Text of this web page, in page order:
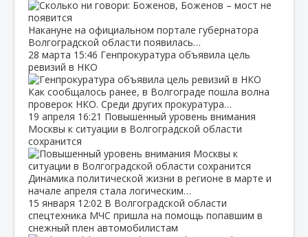
Накануне на официальном портале губернатора
Волгоградской области появилась…
28 марта 15:46 Генпрокуратура объявила цель
ревизий в НКО
Как сообщалось ранее, в Волгограде пошла волна
проверок НКО. Среди других прокуратура…
19 апреля 16:21 Повышенный уровень внимания
Москвы к ситуации в Волгоградской области
сохранится
Динамика политической жизни в регионе в марте и
начале апреля стала логическим…
15 января 12:02 В Волгоградской области
спецтехника МЧС пришла на помощь попавшим в
снежный плен автомобилистам